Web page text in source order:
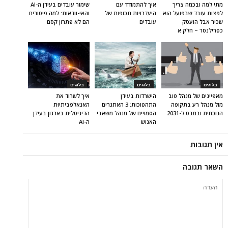
שימור עובדים בעידן ה-AI
והאי-וודאות: למה פיטורים
הם לא פתרון קסם
איך להתמודד עם
היעדרויות תכופות של
עובדים
מתי למה ובכמה צריך
לפצות עובד שבפועל הוא
שכיר אבל הועסק
כפרילנסר – חלק א
בלוגים
איך לשרוד את
האנאלפביתיוּת
הדיגיטלית בארגון בעידן
ה-AI
בלוגים
הישרדות בעידן
התהפוכות: 3 האתגרים
הסמויים של מנהל משאבי
האנוש
בלוגים
מאפיינים של מנהל טוב
מול מנהל רע בתקופה
הנוכחית ובמבט ל-2031
אין תגובות
השאר תגובה